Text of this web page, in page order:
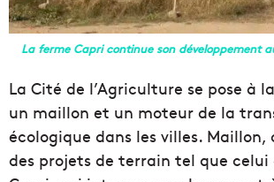
La ferme Capri continue son développement
La Cité de l’Agriculture se pose à
un maillon et un moteur de la
écologique dans les villes.
des projets de terrain tel que celui